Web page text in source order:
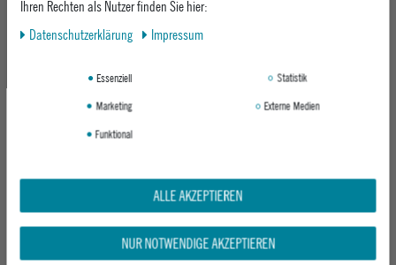
"MUFFI, ZEFIX"
ab 39,95 €
BLACK
UVP 35,95 €
ab 34,95 €
Ihren Rechten als Nutzer finden Sie hier:
Daten­schutz­erklärung
Impressum
Essenziell
Statistik
Marketing
Externe Medien
Funktional
ALLE AKZEPTIEREN
NUR NOTWENDIGE AKZEPTIEREN